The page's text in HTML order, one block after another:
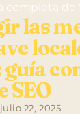
completa de
las
guía
SEO
julio 22, 2025